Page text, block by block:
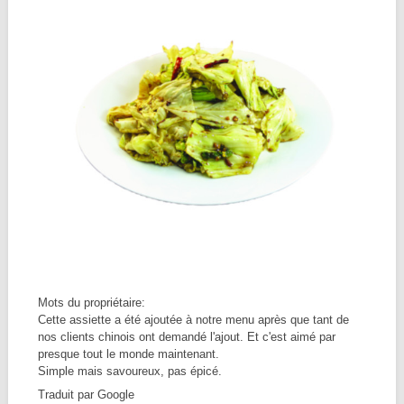
Mots du propriétaire:
Cette assiette a été ajoutée à notre menu après que tant de
nos clients chinois ont demandé l'ajout. Et c'est aimé par
presque tout le monde maintenant.
Simple mais savoureux, pas épicé.
Traduit par Google